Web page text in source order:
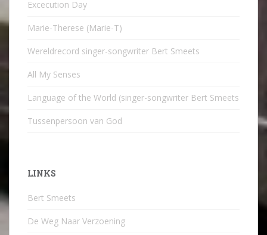
Excecution Day
Marie-Therese (Marie-T)
Wereldrecord singer-songwriter Bert Smeets
All My Senses
Language of the World (singer-songwriter Bert Smeets
Tussenpersoon van God
LINKS
Bert Smeets
De Weg Naar Verzoening